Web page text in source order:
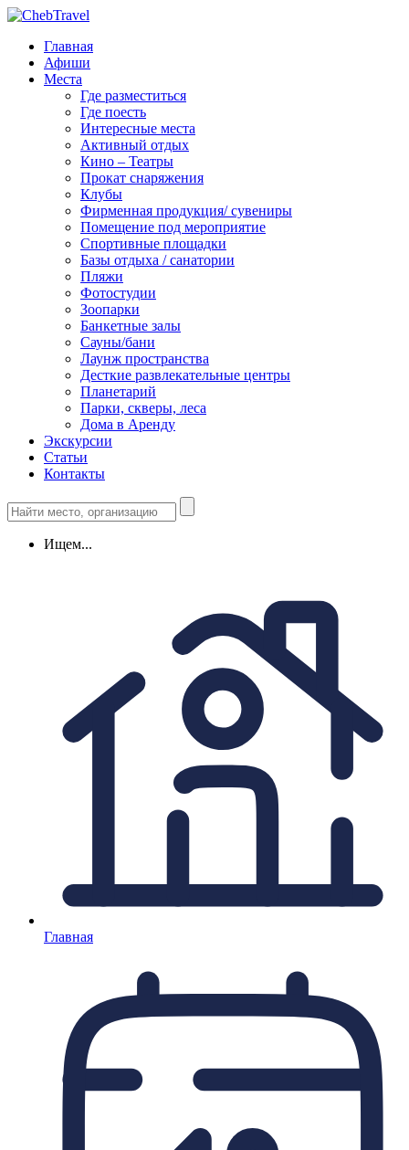
Главная
Афиши
Места
Где разместиться
Где поесть
Интересные места
Активный отдых
Кино – Театры
Прокат снаряжения
Клубы
Фирменная продукция/ сувениры
Помещение под мероприятие
Спортивные площадки
Базы отдыха / санатории
Пляжи
Фотостудии
Зоопарки
Банкетные залы
Сауны/бани
Лаунж пространства
Десткие развлекательные центры
Планетарий
Парки, скверы, леса
Дома в Аренду
Экскурсии
Статьи
Контакты
Ищем...
Главная